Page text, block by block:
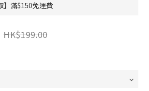
】滿$150免運費
HK$199.00